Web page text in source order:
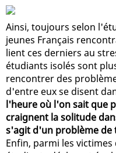
Ainsi, toujours selon
jeunes Français
lient ces derniers au
étudiants isolés sont
rencontrer des
d'entre eux se disent
l'heure où l'on sait que
craignent la solitude
s'agit d'un problème de
Enfin, parmi les victimes